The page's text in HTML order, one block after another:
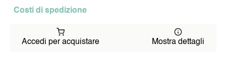
Costi di spedizione
Accedi per acquistare Mostra dettagli